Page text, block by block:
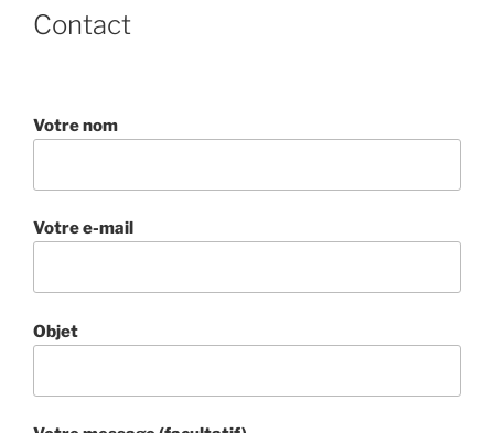
Contact
Votre nom
Votre e-mail
Objet